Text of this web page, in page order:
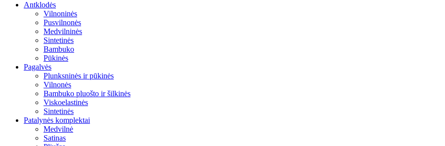
Antklodės
Vilnoninės
Pusvilnonės
Medvilninės
Sintetinės
Bambuko
Pūkinės
Pagalvės
Plunksninės ir pūkinės
Vilnonės
Bambuko pluošto ir šilkinės
Viskoelastinės
Sintetinės
Patalynės komplektai
Medvilnė
Satinas